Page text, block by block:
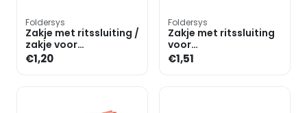
Foldersys
Zakje met ritssluiting /
zakje voor
mondmasker A7
»transparant«
€1,20
Foldersys
Zakje met ritssluiting
voor
mondbescherming A6
(pvc-vrij)
€1,51